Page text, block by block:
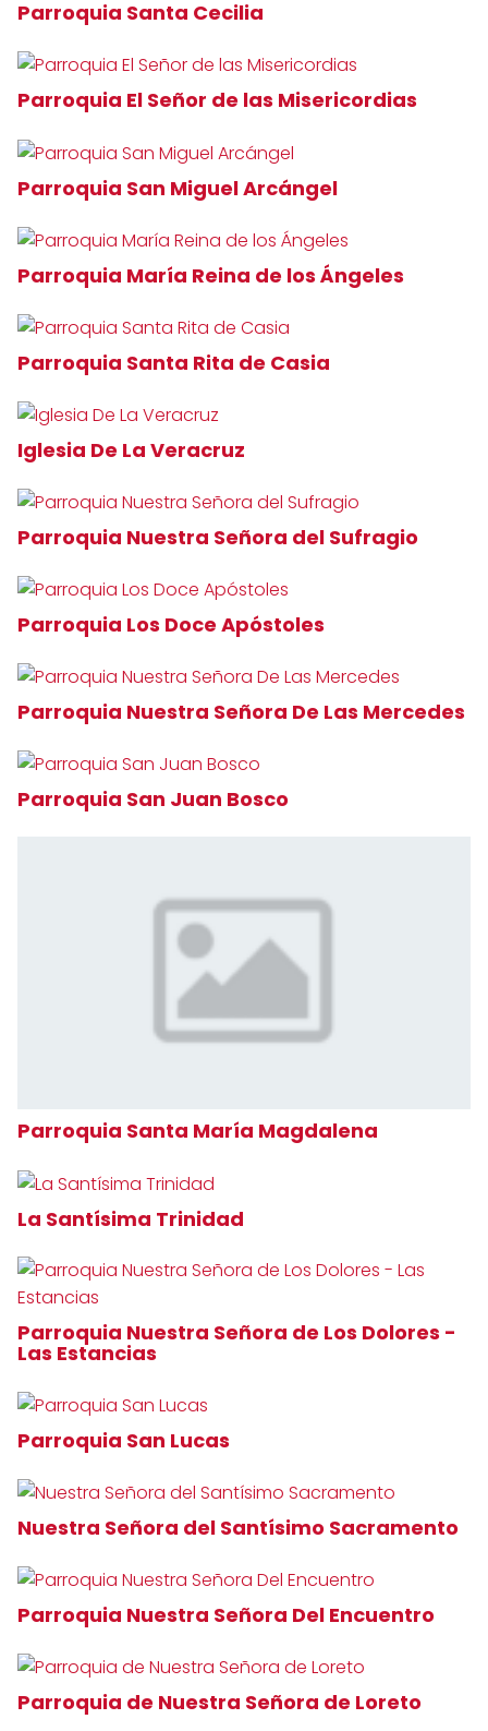
Parroquia Santa Cecilia
Parroquia El Señor de las Misericordias
Parroquia San Miguel Arcángel
Parroquia María Reina de los Ángeles
Parroquia Santa Rita de Casia
Iglesia De La Veracruz
Parroquia Nuestra Señora del Sufragio
Parroquia Los Doce Apóstoles
Parroquia Nuestra Señora De Las Mercedes
Parroquia San Juan Bosco
Parroquia Santa María Magdalena
La Santísima Trinidad
Parroquia Nuestra Señora de Los Dolores -
Las Estancias
Parroquia San Lucas
Nuestra Señora del Santísimo Sacramento
Parroquia Nuestra Señora Del Encuentro
Parroquia de Nuestra Señora de Loreto